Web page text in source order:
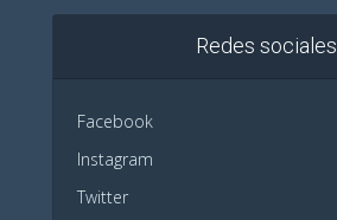
Redes sociales
Facebook
Instagram
Twitter